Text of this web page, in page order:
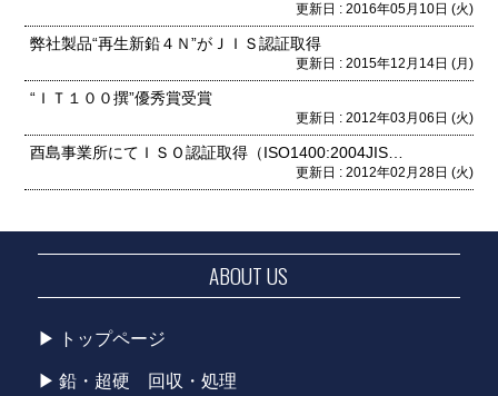
更新日 : 2016年05月10日 (火)
弊社製品“再生新鉛４Ｎ”がＪＩＳ認証取得
更新日 : 2015年12月14日 (月)
“ＩＴ１００撰”優秀賞受賞
更新日 : 2012年03月06日 (火)
酉島事業所にてＩＳＯ認証取得（ISO1400:2004JISQ 9001:2008JISQ）
更新日 : 2012年02月28日 (火)
ABOUT US
トップページ
鉛・超硬 回収・処理